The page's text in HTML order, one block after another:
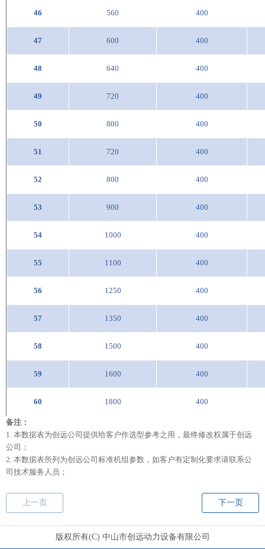
46 560 400
47 600 400
48 640 400
49 720 400
50 800 400
51 720 400
52 800 400
53 900 400
54 1000 400
55 1100 400
56 1250 400
57 1350 400
58 1500 400
59 1600 400
60 1800 400
备注：
1. 本数据表为创远公司提供给客户作选型参考之用，最终修改权属于创远
公司；
2. 本数据表所列为创远公司标准机组参数，如客户有定制化要求请联系公
司技术服务人员；
上一页 下一页
版权所有(C) 中山市创远动力设备有限公司